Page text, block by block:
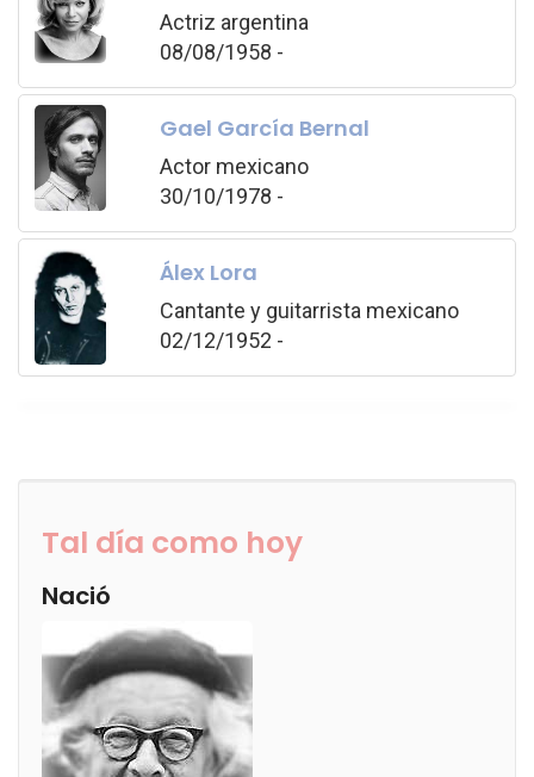
Actriz argentina
08/08/1958 -
Gael García Bernal
Actor mexicano
30/10/1978 -
Álex Lora
Cantante y guitarrista mexicano
02/12/1952 -
Tal día como hoy
Nació